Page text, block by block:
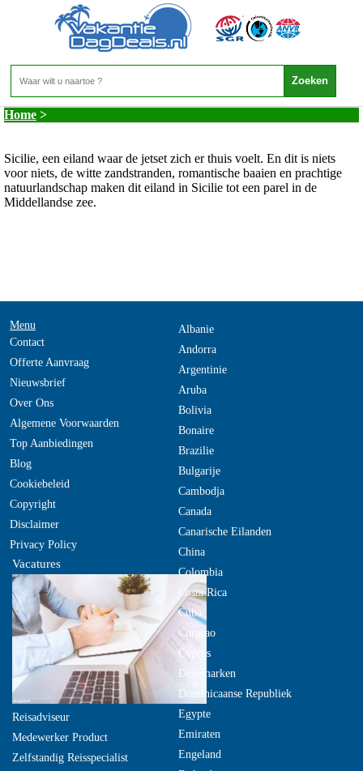
Home >
Sicilie, een eiland waar de jetset zich er thuis voelt. En dit is niets
voor niets, de witte zandstranden, romantische baaien en prachtige
natuurlandschap maken dit eiland in Sicilie tot een parel in de
Middellandse zee.
Menu
Contact
Offerte Aanvraag
Nieuwsbrief
Over Ons
Algemene Voorwaarden
Top Aanbiedingen
Blog
Cookiebeleid
Copyright
Disclaimer
Privacy Policy
Vacatures
Reisadviseur
Medewerker Product
Zelfstandig Reisspecialist
Albanie
Andorra
Argentinie
Aruba
Bolivia
Bonaire
Brazilie
Bulgarije
Cambodja
Canada
Canarische Eilanden
China
Colombia
Costa Rica
Cuba
Curacao
Cyprus
Denemarken
Dominicaanse Republiek
Egypte
Emiraten
Engeland